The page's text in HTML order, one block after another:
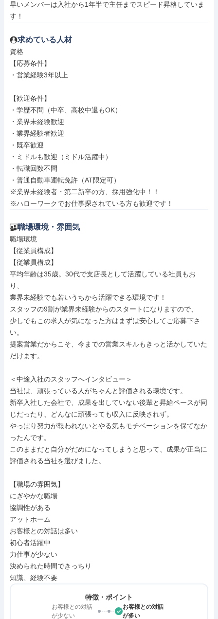
早いメンバーは入社から1年半で主任までスピード昇格していま
す！
求めている人材
資格
【応募条件】
・営業経験3年以上
【歓迎条件】
・学歴不問（中卒、高校中退もOK）
・業界未経験歓迎
・業界経験者歓迎
・既卒歓迎
・ミドルも歓迎（ミドル活躍中）
・転職回数不問
・普通自動車運転免許（AT限定可）
※業界未経験者・第二新卒の方、採用強化中！！
※ハローワークでお仕事探されている方も歓迎です！
職場環境・雰囲気
職場環境
【従業員構成】
【従業員構成】
平均年齢は35歳。30代で支店長として活躍している社員もお
り、
業界未経験でも若いうちから活躍できる環境です！
スタッフの9割が業界未経験からのスタートになりますので、
少しでもこの求人が気になった方はまずは安心してご応募下さ
い。
提案営業だからこそ、今までの営業スキルもきっと活かしていた
だけます。
＜中途入社のスタッフへインタビュー＞
当社は、頑張っている人がちゃんと評価される環境です。
新卒入社した会社で、成果を出していない後輩と昇給ペースが同
じだったり、どんなに頑張っても収入に反映されず。
やっぱり努力が報われないとやる気もモチベーションを保てなか
ったんです。
このままだと自分がだめになってしまうと思って、成果が正当に
評価される当社を選びました。
【職場の雰囲気】
にぎやかな職場
協調性がある
アットホーム
お客様との対話は多い
初心者活躍中
力仕事が少ない
決められた時間できっちり
知識、経験不要
特徴・ポイント
お客様との対話
が少ない
お客様との対話
が多い